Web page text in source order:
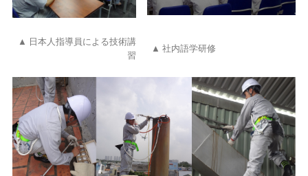
▲ 日本人指導員による技術講
習
▲ 社内語学研修